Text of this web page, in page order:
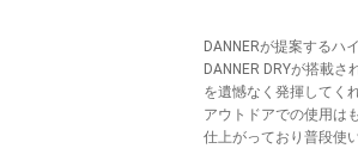
DANNERが提案するハ
DANNER DRYが搭載
を遺憾なく発揮してく
アウトドアでの使用は
仕上がっており普段使